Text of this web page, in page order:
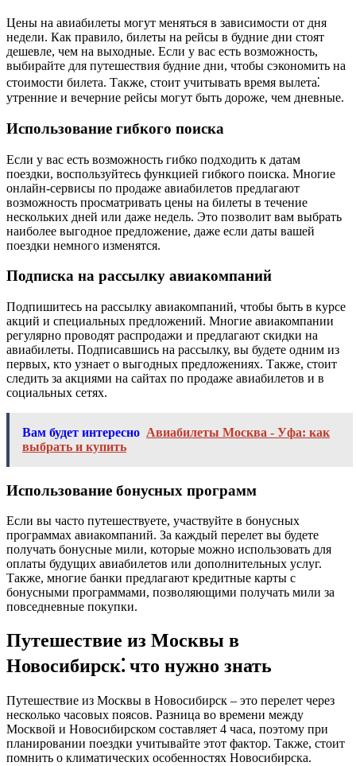
Цены на авиабилеты могут меняться в зависимости от дня
недели. Как правило, билеты на рейсы в будние дни стоят
дешевле, чем на выходные. Если у вас есть возможность,
выбирайте для путешествия будние дни, чтобы сэкономить на
стоимости билета. Также, стоит учитывать время вылета⁚
утренние и вечерние рейсы могут быть дороже, чем дневные.
Использование гибкого поиска
Если у вас есть возможность гибко подходить к датам
поездки, воспользуйтесь функцией гибкого поиска. Многие
онлайн-сервисы по продаже авиабилетов предлагают
возможность просматривать цены на билеты в течение
нескольких дней или даже недель. Это позволит вам выбрать
наиболее выгодное предложение, даже если даты вашей
поездки немного изменятся.
Подписка на рассылку авиакомпаний
Подпишитесь на рассылку авиакомпаний, чтобы быть в курсе
акций и специальных предложений. Многие авиакомпании
регулярно проводят распродажи и предлагают скидки на
авиабилеты. Подписавшись на рассылку, вы будете одним из
первых, кто узнает о выгодных предложениях. Также, стоит
следить за акциями на сайтах по продаже авиабилетов и в
социальных сетях.
Вам будет интересно Авиабилеты Москва - Уфа: как
выбрать и купить
Использование бонусных программ
Если вы часто путешествуете, участвуйте в бонусных
программах авиакомпаний. За каждый перелет вы будете
получать бонусные мили, которые можно использовать для
оплаты будущих авиабилетов или дополнительных услуг.
Также, многие банки предлагают кредитные карты с
бонусными программами, позволяющими получать мили за
повседневные покупки.
Путешествие из Москвы в
Новосибирск⁚ что нужно знать
Путешествие из Москвы в Новосибирск – это перелет через
несколько часовых поясов. Разница во времени между
Москвой и Новосибирском составляет 4 часа, поэтому при
планировании поездки учитывайте этот фактор. Также, стоит
помнить о климатических особенностях Новосибирска.